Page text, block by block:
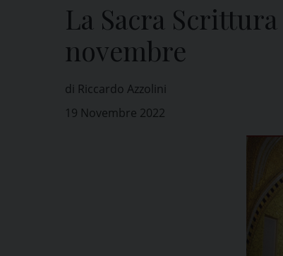
La Sacra
novembre
di Riccardo Azzolini
19 Novembre 2022